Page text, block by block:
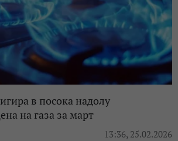
в посока надолу
на газа за март
13:36, 25.02.2026